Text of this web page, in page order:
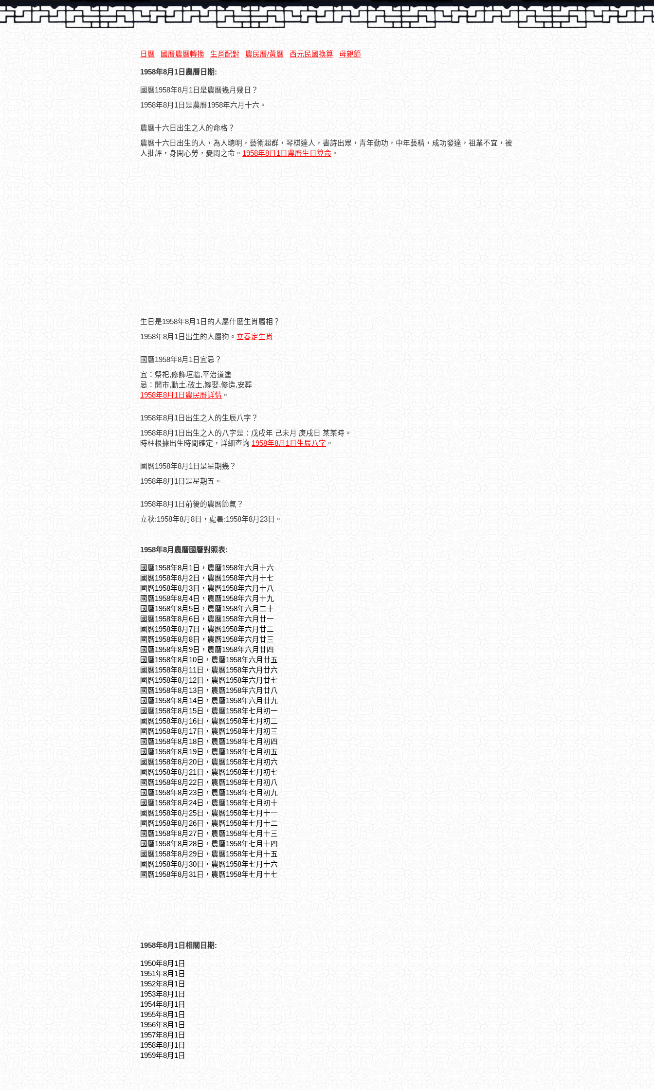
日曆 國曆農曆轉換 生肖配對 農民曆/黃曆 西元民國換算 母親節
1958年8月1日農曆日期:
國曆1958年8月1日是農曆幾月幾日？
1958年8月1日是農曆1958年六月十六。
農曆十六日出生之人的命格？
農曆十六日出生的人，為人聰明，藝術超群，琴棋達人，書詩出眾，青年勤功，中年藝精，成功發達，祖業不宜，被
人批評，身閑心勞，憂悶之命。 1958年8月1日農曆生日算命 。
生日是1958年8月1日的人屬什麽生肖屬相？
1958年8月1日出生的人屬狗。 立春定生肖
國曆1958年8月1日宜忌？
宜：祭祀,修飾垣牆,平治道塗
忌：開市,動土,破土,嫁娶,修造,安葬
1958年8月1日農民曆詳情 。
1958年8月1日出生之人的生辰八字？
1958年8月1日出生之人的八字是：戊戌年 己未月 庚戌日 某某時。
時柱根據出生時間確定，詳細查詢 1958年8月1日生辰八字 。
國曆1958年8月1日是星期幾？
1958年8月1日是星期五。
1958年8月1日前後的農曆節氣？
立秋:1958年8月8日，處暑:1958年8月23日。
1958年8月農曆國曆對照表:
國曆1958年8月1日，農曆1958年六月十六
國曆1958年8月2日，農曆1958年六月十七
國曆1958年8月3日，農曆1958年六月十八
國曆1958年8月4日，農曆1958年六月十九
國曆1958年8月5日，農曆1958年六月二十
國曆1958年8月6日，農曆1958年六月廿一
國曆1958年8月7日，農曆1958年六月廿二
國曆1958年8月8日，農曆1958年六月廿三
國曆1958年8月9日，農曆1958年六月廿四
國曆1958年8月10日，農曆1958年六月廿五
國曆1958年8月11日，農曆1958年六月廿六
國曆1958年8月12日，農曆1958年六月廿七
國曆1958年8月13日，農曆1958年六月廿八
國曆1958年8月14日，農曆1958年六月廿九
國曆1958年8月15日，農曆1958年七月初一
國曆1958年8月16日，農曆1958年七月初二
國曆1958年8月17日，農曆1958年七月初三
國曆1958年8月18日，農曆1958年七月初四
國曆1958年8月19日，農曆1958年七月初五
國曆1958年8月20日，農曆1958年七月初六
國曆1958年8月21日，農曆1958年七月初七
國曆1958年8月22日，農曆1958年七月初八
國曆1958年8月23日，農曆1958年七月初九
國曆1958年8月24日，農曆1958年七月初十
國曆1958年8月25日，農曆1958年七月十一
國曆1958年8月26日，農曆1958年七月十二
國曆1958年8月27日，農曆1958年七月十三
國曆1958年8月28日，農曆1958年七月十四
國曆1958年8月29日，農曆1958年七月十五
國曆1958年8月30日，農曆1958年七月十六
國曆1958年8月31日，農曆1958年七月十七
1958年8月1日相關日期:
1950年8月1日
1951年8月1日
1952年8月1日
1953年8月1日
1954年8月1日
1955年8月1日
1956年8月1日
1957年8月1日
1958年8月1日
1959年8月1日